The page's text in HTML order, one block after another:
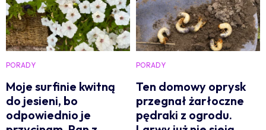
PORADY
Moje surfinie kwitną
do jesieni, bo
odpowiednio je
PORADY
Ten domowy oprysk
przegnał żarłoczne
pędraki z ogrodu.